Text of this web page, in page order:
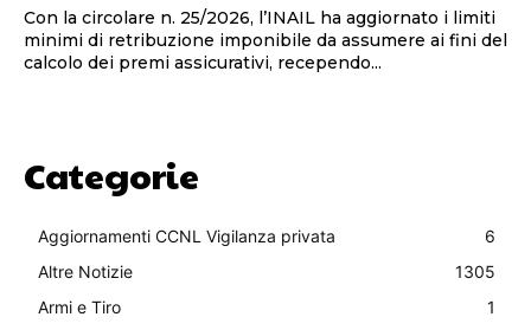
Con la circolare n. 25/2026, l’INAIL ha aggiornato i limiti
minimi di retribuzione imponibile da assumere ai fini del
calcolo dei premi assicurativi, recependo...
Categorie
Aggiornamenti CCNL Vigilanza privata
6
Altre Notizie
1305
Armi e Tiro
1